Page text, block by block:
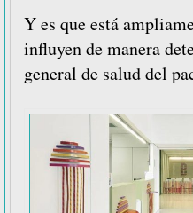
Y es que está
influyen de manera
general de salud del